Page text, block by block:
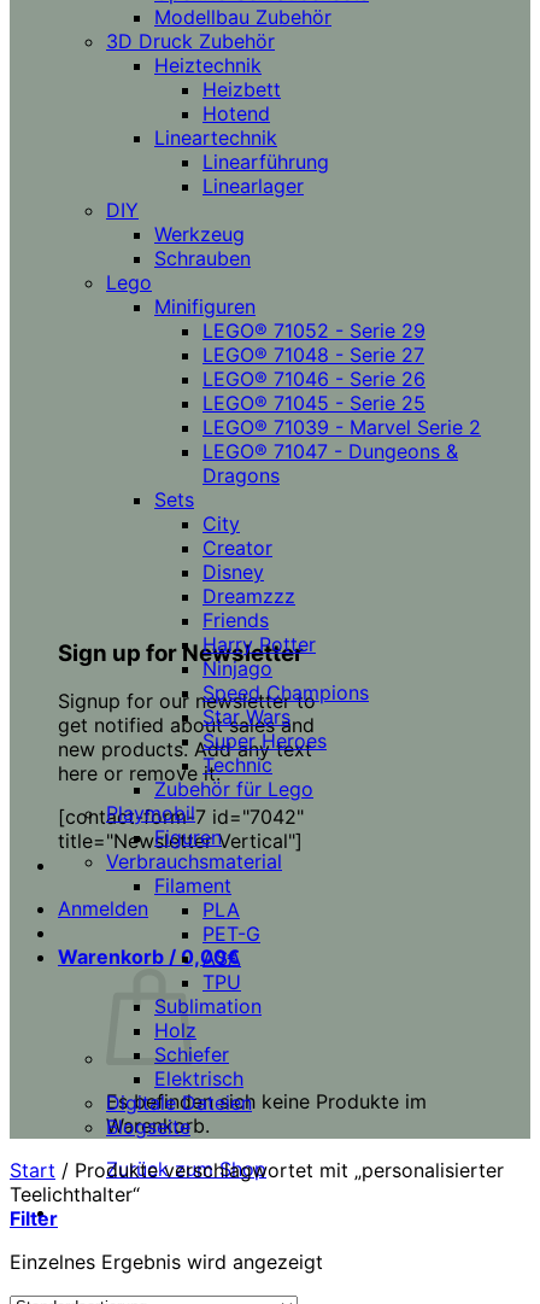
Sign up for Newsletter
Signup for our newsletter to
get notified about sales and
new products. Add any text
here or remove it.
[contact-form-7 id="7042"
title="Newsletter Vertical"]
Anmelden
Warenkorb / 0,00€
Es befinden sich keine Produkte im
Warenkorb.
Zurück zum Shop
Modellbau Zubehör
3D Druck Zubehör
Heiztechnik
Heizbett
Hotend
Lineartechnik
Linearführung
Linearlager
DIY
Werkzeug
Schrauben
Lego
Minifiguren
LEGO® 71052 - Serie 29
LEGO® 71048 - Serie 27
LEGO® 71046 - Serie 26
LEGO® 71045 - Serie 25
LEGO® 71039 - Marvel Serie 2
LEGO® 71047 - Dungeons &
Dragons
Sets
City
Creator
Disney
Dreamzzz
Friends
Harry Potter
Ninjago
Speed Champions
Star Wars
Super Heroes
Technic
Zubehör für Lego
Playmobil
Figuren
Verbrauchsmaterial
Filament
PLA
PET-G
ASA
TPU
Sublimation
Holz
Schiefer
Elektrisch
Digitale Dateien
Blogseite
Start / Produkte verschlagwortet mit „personalisierter
Teelichthalter“
Filter
Einzelnes Ergebnis wird angezeigt